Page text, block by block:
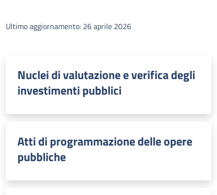
Ultimo aggiornamento: 26 aprile 2026
Nuclei di valutazione e verifica degli
investimenti pubblici
Atti di programmazione delle opere
pubbliche